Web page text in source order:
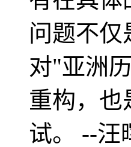
问题不
对"亚洲
重构，也
试。 --汪